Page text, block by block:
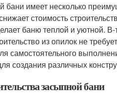
бани имеет несколько
стоимость
баню теплой и уютной. В-
из опилок не
самостоятельного
создания различных
засыпной бани